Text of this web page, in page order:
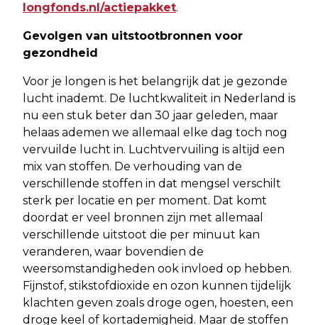
longfonds.nl/actiepakket.
Gevolgen van uitstootbronnen voor
gezondheid
Voor je longen is het belangrijk dat je gezonde
lucht inademt. De luchtkwaliteit in Nederland is
nu een stuk beter dan 30 jaar geleden, maar
helaas ademen we allemaal elke dag toch nog
vervuilde lucht in. Luchtvervuiling is altijd een
mix van stoffen. De verhouding van de
verschillende stoffen in dat mengsel verschilt
sterk per locatie en per moment. Dat komt
doordat er veel bronnen zijn met allemaal
verschillende uitstoot die per minuut kan
veranderen, waar bovendien de
weersomstandigheden ook invloed op hebben.
Fijnstof, stikstofdioxide en ozon kunnen tijdelijk
klachten geven zoals droge ogen, hoesten, een
droge keel of kortademigheid. Maar de stoffen